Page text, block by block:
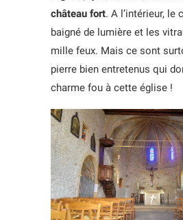
château fort. A l’intérieur, le
baigné de lumière et les
mille feux. Mais ce sont
pierre bien entretenus qui
charme fou à cette église !